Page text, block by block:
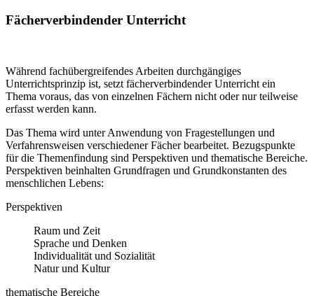
Fächerverbindender Unterricht
Während fachübergreifendes Arbeiten durchgängiges
Unterrichtsprinzip ist, setzt fächerverbindender Unterricht ein
Thema voraus, das von einzelnen Fächern nicht oder nur teilweise
erfasst werden kann.
Das Thema wird unter Anwendung von Fragestellungen und
Verfahrensweisen verschiedener Fächer bearbeitet. Bezugspunkte
für die Themenfindung sind Perspektiven und thematische Bereiche.
Perspektiven beinhalten Grundfragen und Grundkonstanten des
menschlichen Lebens:
Perspektiven
Raum und Zeit
Sprache und Denken
Individualität und Sozialität
Natur und Kultur
thematische Bereiche